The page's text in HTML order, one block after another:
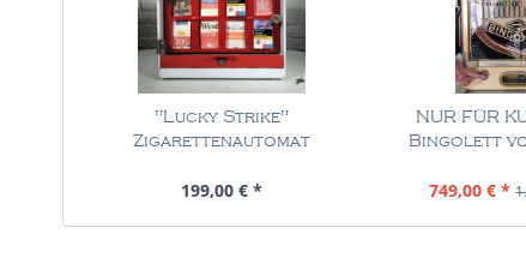
"Lucky Strike"
Zigarettenautomat
Inhalt1 Stück
199,00 € *
NUR FÜR
Bingolett
Inhalt
749,00 € *